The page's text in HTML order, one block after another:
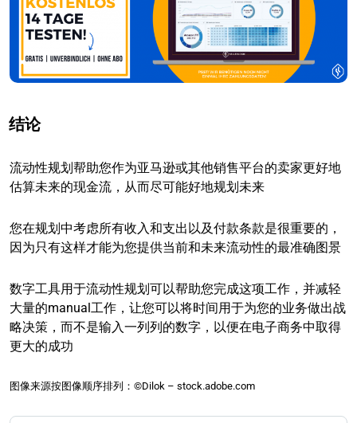
结论
流动性规划帮助您作为亚马逊或其他销售平台的卖家更好地
估算未来的现金流，从而尽可能好地规划未来
您在规划中考虑所有收入和支出以及付款条款是很重要的，
因为只有这样才能为您提供当前和未来流动性的最准确图景
数字工具用于流动性规划可以帮助您完成这项工作，并减轻
大量的manual工作，让您可以将时间用于为您的业务做出战
略决策，而不是输入一列列的数字，以便在电子商务中取得
更大的成功
图像来源按图像顺序排列：©Dilok – stock.adobe.com